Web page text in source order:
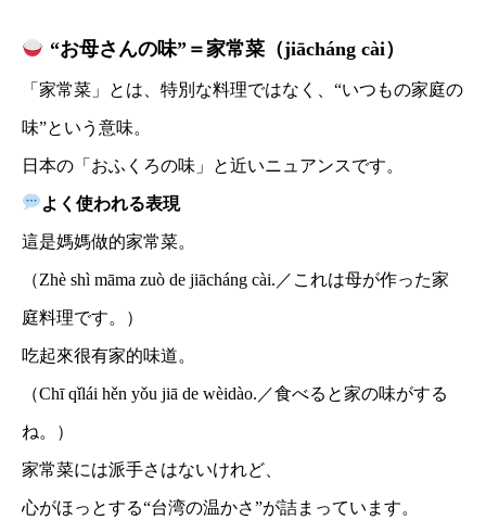
“お母さんの味”＝家常菜（jiācháng cài）
「家常菜」とは、特別な料理ではなく、“いつもの家庭の
味”という意味。
日本の「おふくろの味」と近いニュアンスです。
よく使われる表現
這是媽媽做的家常菜。
（Zhè shì māma zuò de jiācháng cài.／これは母が作った家
庭料理です。）
吃起來很有家的味道。
（Chī qǐlái hěn yǒu jiā de wèidào.／食べると家の味がする
ね。）
家常菜には派手さはないけれど、
心がほっとする“台湾の温かさ”が詰まっています。